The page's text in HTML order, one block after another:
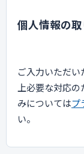
個人情報の
ご入力いただ
上必要な対応
みについてはプ
い。